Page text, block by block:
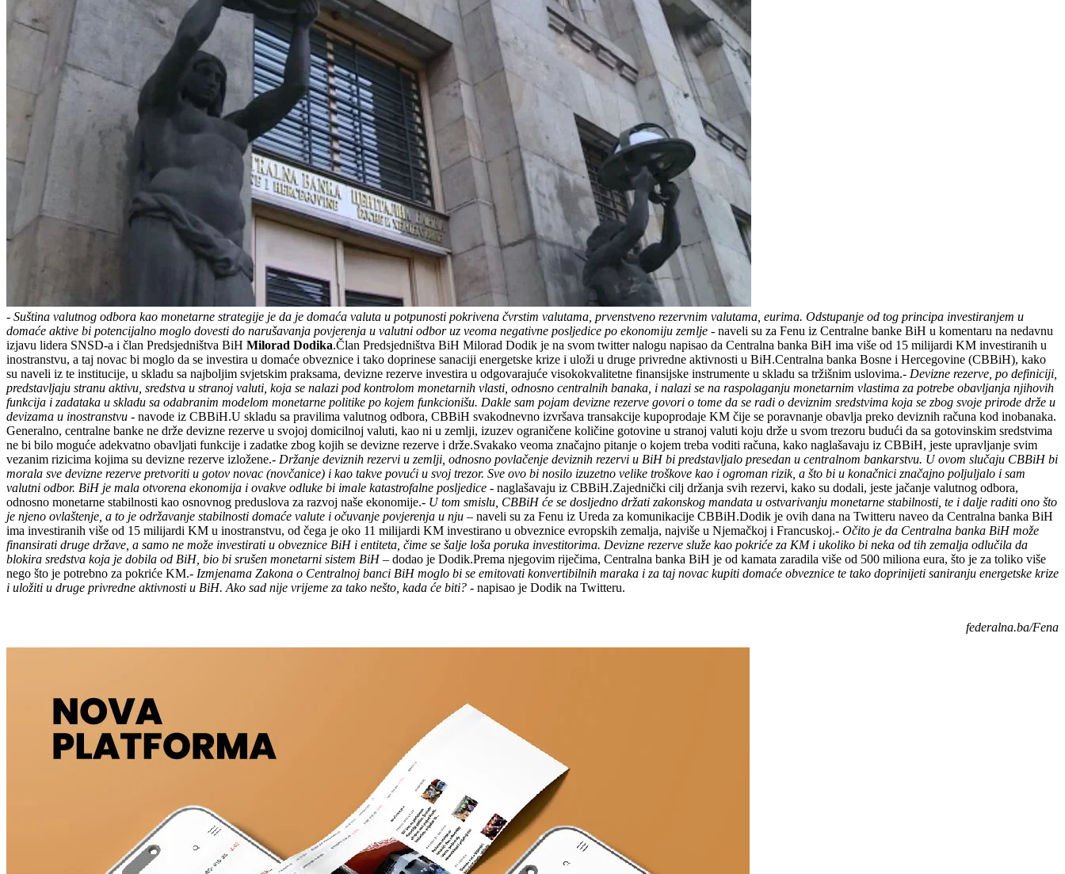
- Suština valutnog odbora kao monetarne strategije je da je domaća valuta u potpunosti pokrivena čvrstim valutama, prvenstveno rezervnim valutama, eurima. Odstupanje od tog principa investiranjem u
domaće aktive bi potencijalno moglo dovesti do narušavanja povjerenja u valutni odbor uz veoma negativne posljedice po ekonomiju zemlje - naveli su za Fenu iz Centralne banke BiH u komentaru na nedavnu
izjavu lidera SNSD-a i član Predsjedništva BiH Milorad Dodika.Član Predsjedništva BiH Milorad Dodik je na svom twitter nalogu napisao da Centralna banka BiH ima više od 15 milijardi KM investiranih u
inostranstvu, a taj novac bi moglo da se investira u domaće obveznice i tako doprinese sanaciji energetske krize i uloži u druge privredne aktivnosti u BiH.Centralna banka Bosne i Hercegovine (CBBiH), kako
su naveli iz te institucije, u skladu sa najboljim svjetskim praksama, devizne rezerve investira u odgovarajuće visokokvalitetne finansijske instrumente u skladu sa tržišnim uslovima.- Devizne rezerve, po definiciji,
predstavljaju stranu aktivu, sredstva u stranoj valuti, koja se nalazi pod kontrolom monetarnih vlasti, odnosno centralnih banaka, i nalazi se na raspolaganju monetarnim vlastima za potrebe obavljanja njihovih
funkcija i zadataka u skladu sa odabranim modelom monetarne politike po kojem funkcionišu. Dakle sam pojam devizne rezerve govori o tome da se radi o deviznim sredstvima koja se zbog svoje prirode drže u
devizama u inostranstvu - navode iz CBBiH.U skladu sa pravilima valutnog odbora, CBBiH svakodnevno izvršava transakcije kupoprodaje KM čije se poravnanje obavlja preko deviznih računa kod inobanaka.
Generalno, centralne banke ne drže devizne rezerve u svojoj domicilnoj valuti, kao ni u zemlji, izuzev ograničene količine gotovine u stranoj valuti koju drže u svom trezoru budući da sa gotovinskim sredstvima
ne bi bilo moguće adekvatno obavljati funkcije i zadatke zbog kojih se devizne rezerve i drže.Svakako veoma značajno pitanje o kojem treba voditi računa, kako naglašavaju iz CBBiH, jeste upravljanje svim
vezanim rizicima kojima su devizne rezerve izložene.- Držanje deviznih rezervi u zemlji, odnosno povlačenje deviznih rezervi u BiH bi predstavljalo presedan u centralnom bankarstvu. U ovom slučaju CBBiH bi
morala sve devizne rezerve pretvoriti u gotov novac (novčanice) i kao takve povući u svoj trezor. Sve ovo bi nosilo izuzetno velike troškove kao i ogroman rizik, a što bi u konačnici značajno poljuljalo i sam
valutni odbor. BiH je mala otvorena ekonomija i ovakve odluke bi imale katastrofalne posljedice - naglašavaju iz CBBiH.Zajednički cilj držanja svih rezervi, kako su dodali, jeste jačanje valutnog odbora,
odnosno monetarne stabilnosti kao osnovnog preduslova za razvoj naše ekonomije.- U tom smislu, CBBiH će se dosljedno držati zakonskog mandata u ostvarivanju monetarne stabilnosti, te i dalje raditi ono što
je njeno ovlaštenje, a to je održavanje stabilnosti domaće valute i očuvanje povjerenja u nju – naveli su za Fenu iz Ureda za komunikacije CBBiH.Dodik je ovih dana na Twitteru naveo da Centralna banka BiH
ima investiranih više od 15 milijardi KM u inostranstvu, od čega je oko 11 milijardi KM investirano u obveznice evropskih zemalja, najviše u Njemačkoj i Francuskoj.- Očito je da Centralna banka BiH može
finansirati druge države, a samo ne može investirati u obveznice BiH i entiteta, čime se šalje loša poruka investitorima. Devizne rezerve služe kao pokriće za KM i ukoliko bi neka od tih zemalja odlučila da
blokira sredstva koja je dobila od BiH, bio bi srušen monetarni sistem BiH– dodao je Dodik.Prema njegovim riječima, Centralna banka BiH je od kamata zaradila više od 500 miliona eura, što je za toliko više
nego što je potrebno za pokriće KM.- Izmjenama Zakona o Centralnoj banci BiH moglo bi se emitovati konvertibilnih maraka i za taj novac kupiti domaće obveznice te tako doprinijeti saniranju energetske krize
i uložiti u druge privredne aktivnosti u BiH. Ako sad nije vrijeme za tako nešto, kada će biti? - napisao je Dodik na Twitteru.
federalna.ba/Fena